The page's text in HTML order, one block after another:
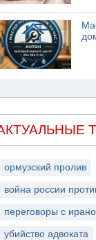
ормузский пролив
война россии
переговоры с
убийство адвоката